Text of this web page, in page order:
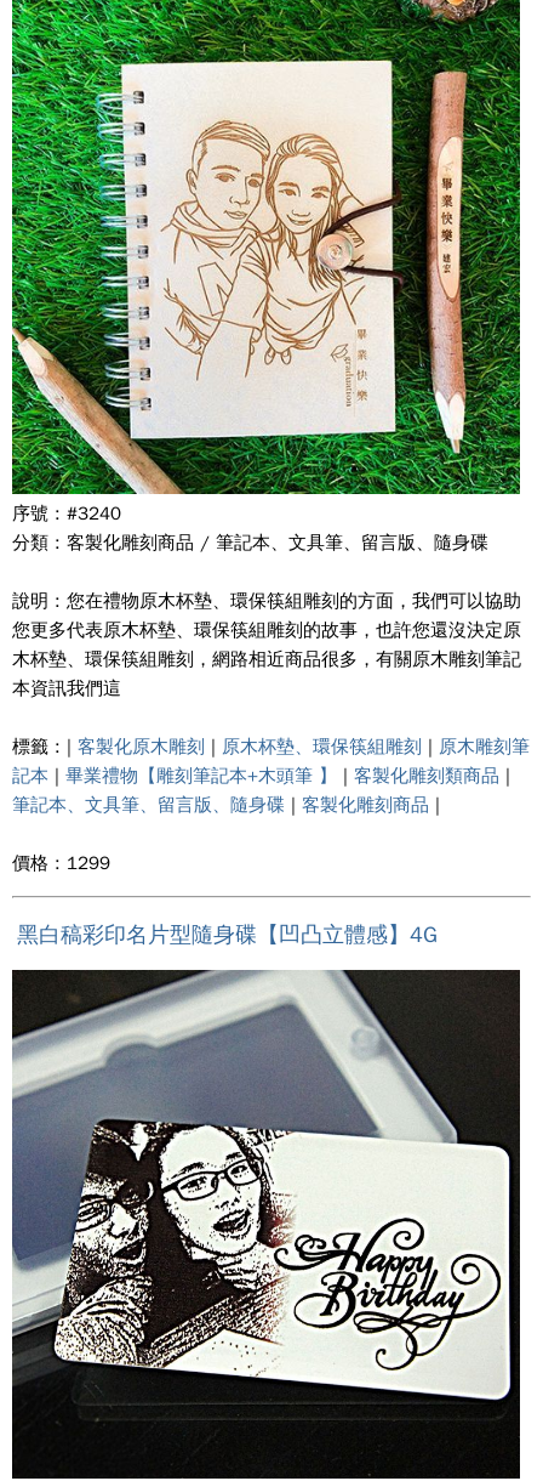
序號 : #3240
分類 : 客製化雕刻商品 / 筆記本、文具筆、留言版、隨身碟
說明 : 您在禮物原木杯墊、環保筷組雕刻的方面，我們可以協助
您更多代表原木杯墊、環保筷組雕刻的故事，也許您還沒決定原
木杯墊、環保筷組雕刻，網路相近商品很多，有關原木雕刻筆記
本資訊我們這
標籤 : | 客製化原木雕刻 | 原木杯墊、環保筷組雕刻 | 原木雕刻筆
記本 | 畢業禮物【雕刻筆記本+木頭筆 】 | 客製化雕刻類商品 |
筆記本、文具筆、留言版、隨身碟 | 客製化雕刻商品 |
價格 : 1299
黑白稿彩印名片型隨身碟【凹凸立體感】4G